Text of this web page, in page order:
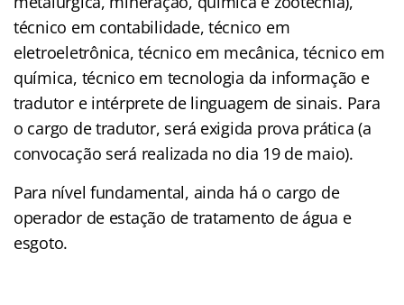
técnico em contabilidade, técnico em
eletroeletrônica, técnico em mecânica, técnico em
química, técnico em tecnologia da informação e
tradutor e intérprete de linguagem de sinais. Para
o cargo de tradutor, será exigida prova prática (a
convocação será realizada no dia 19 de maio).
Para nível fundamental, ainda há o cargo de
operador de estação de tratamento de água e
esgoto.